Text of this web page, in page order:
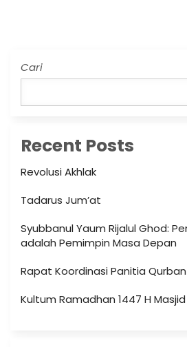
Cari
Recent Posts
Revolusi Akhlak
Tadarus Jum’at
Syubbanul Yaum Rijalul Ghod:
adalah Pemimpin Masa Depan
Rapat Koordinasi Panitia Qurban
Kultum Ramadhan 1447 H